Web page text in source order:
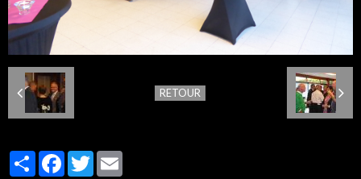
RETOUR
PartagerFacebook
Twitter